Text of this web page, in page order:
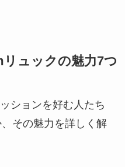
ュックの魅力7つ
ションを好む人たち
その魅力を詳しく解